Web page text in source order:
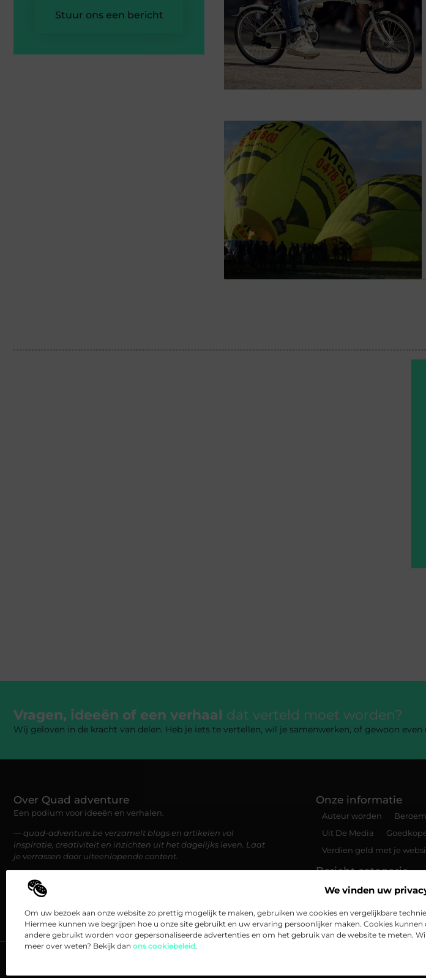
We vinden uw
Om uw bezoek aan onze website zo prettig mogelijk te maken, gebruiken we cookies en vergelijkbare
Hiermee kunnen we begrijpen hoe u onze site gebruikt en uw ervaring persoonlijker maken. Cookies kunnen
andere gebruikt worden voor gepersonaliseerde advertenties en om het gebruik van de website te meten.
meer over weten? Bekijk dan ons cookiebeleid.
Stuur ons een bericht
Vragen, ideeën of een verhaal dat verteld moet worden?
Wij geloven in de kracht van delen. Heb je iets te vertellen, wil je samenwerken, of gewoon
Over Quad adventure
Een podium voor ideeën en verhalen.
— quad-adventure.be verzamelt blogs en artikelen vol
inspiratie, creativiteit en inzichten uit het dagelijks leven. Laat
je verrassen door uiteenlopende content.
Onze informatie
Auteur worden
Uit De Media
Verdien geld met je
Bericht categorie
@2025 www.quad-